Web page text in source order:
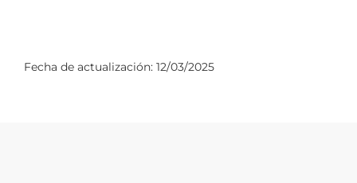
Fecha de actualización: 12/03/2025